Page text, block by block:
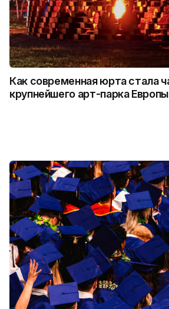
Как современная юрта стала
крупнейшего арт-парка Европы